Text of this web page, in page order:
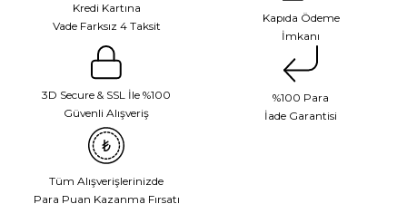
Kredi Kartına
Vade Farksız 4 Taksit
Kapıda Ödeme
İmkanı
3D Secure & SSL İle %100
Güvenli Alışveriş
%100 Para
İade Garantisi
Tüm Alışverişlerinizde
Para Puan Kazanma Fırsatı